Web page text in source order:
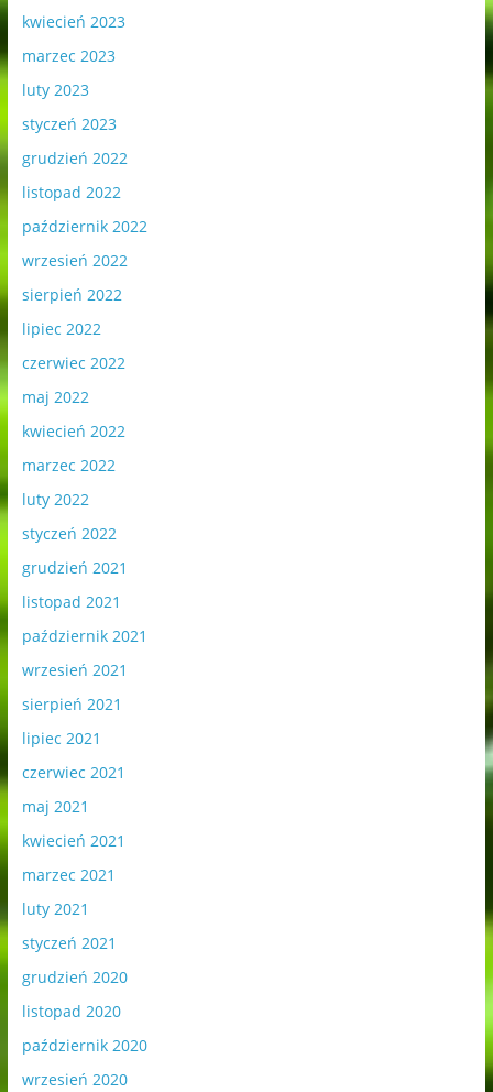
kwiecień 2023
marzec 2023
luty 2023
styczeń 2023
grudzień 2022
listopad 2022
październik 2022
wrzesień 2022
sierpień 2022
lipiec 2022
czerwiec 2022
maj 2022
kwiecień 2022
marzec 2022
luty 2022
styczeń 2022
grudzień 2021
listopad 2021
październik 2021
wrzesień 2021
sierpień 2021
lipiec 2021
czerwiec 2021
maj 2021
kwiecień 2021
marzec 2021
luty 2021
styczeń 2021
grudzień 2020
listopad 2020
październik 2020
wrzesień 2020